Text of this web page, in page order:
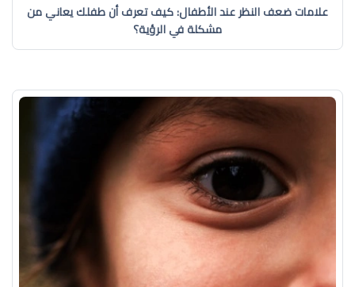
علامات ضعف النظر عند الأطفال: كيف تعرف أن طفلك يعاني من
مشكلة في الرؤية؟